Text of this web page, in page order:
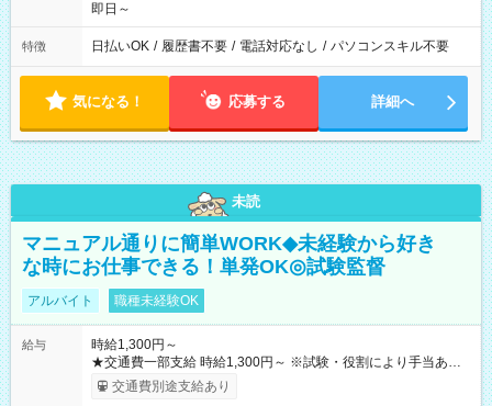
即日～
特徴 日払いOK / 履歴書不要 / 電話対応なし / パソコンスキル不要
気になる！ 応募する 詳細へ
未読
マニュアル通りに簡単WORK◆未経験から好き
な時にお仕事できる！単発OK◎試験監督
アルバイト 職種未経験OK
給与
時給1,300円～
★交通費一部支給 時給1,300円～ ※試験・役割により手当あり
※勤務回数により昇給あり 【即給（前払い）オプションあ
り！】 希望される場合、勤務から1週間ほどで給与の一部を受け
交通費別途支給あり